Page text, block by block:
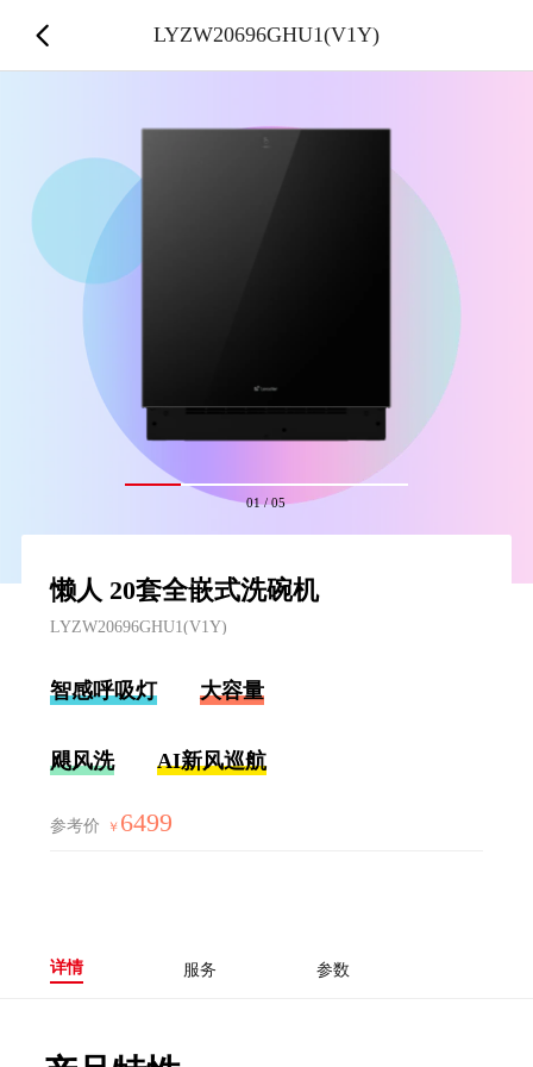
01/05
懒人 20套全嵌式洗碗机
LYZW20696GHU1(V1Y)
智感呼吸灯 大容量
飓风洗 AI新风巡航
参考价 ￥ 6499
详情 服务 参数
LYZW20696GHU1(V1Y)